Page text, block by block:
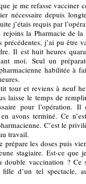
je me refasse vacciner
nécessaire depuis
j’étais requis par
la Pharmacie de
précédentes, j’ai pu être
Il est huit heures
moi. Seul un
habilitée à
tour et reviens à neuf
laisse le temps de
pour l’opération.
avons terminé. Ce
C’est le
travail.
prépare les doses puis
stagiaire. Est-ce que
double vaccination ? Ce
d’un tel spectacle,